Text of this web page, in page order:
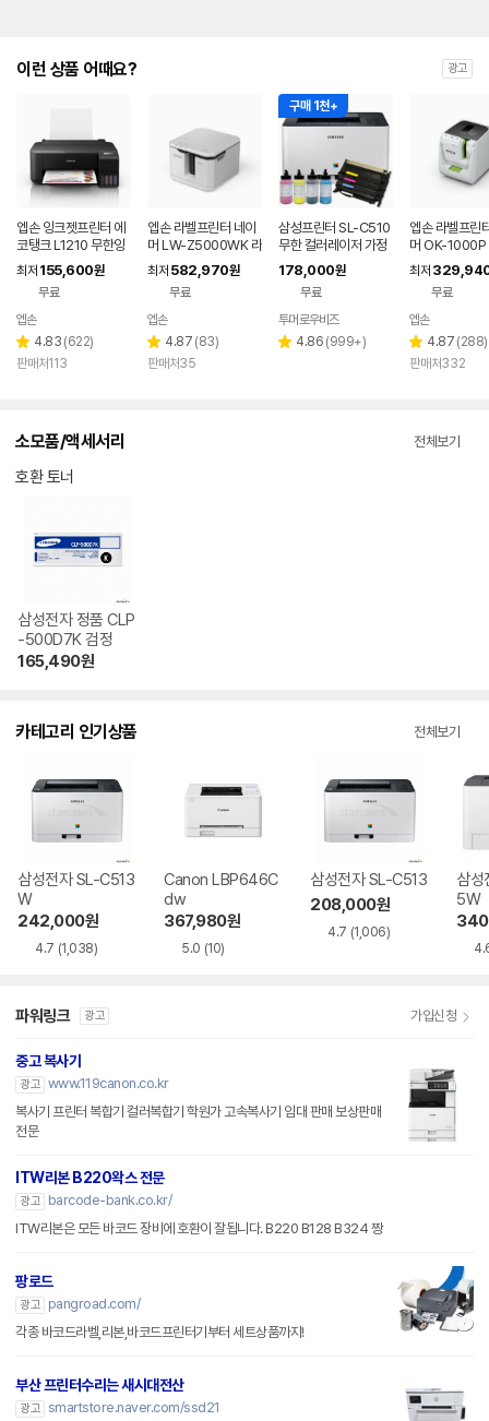
이런 상품 어때요? 광고
엡손 잉크젯프린터 에
코탱크 L1210 무한잉
크
최저 155,600원
무료
엡손
별
점
4.83 리
뷰
(622)
판매처113
엡손 라벨프린터 네이
머 LW-Z5000WK 라
벨
최저 582,970원
무료
엡손
별
점
4.87 리
뷰
(83)
판매처35
구매 1천+
삼성프린터 SL-C510
무한 컬러레이저 가정
용 사무용 소형 리필 프
린트 토너포함
178,000원
무료
투머로우비즈
별 4.86 리
(999+)
엡손 라벨프린
머 OK-1000P
이
최저
무료
엡손
별
점
4.87 리
뷰
(288)
판매처332
소모품/액세서리 전체보기
호환 토너
삼성전자 정품 CLP
-500D7K 검정
165,490원
카테고리 인기상품 전체보기
삼성전자 SL-C513
W
242,000원
4.7 (1,038)
Canon LBP646C
dw
367,980원
5.0 (10)
삼성전자 SL-C513
208,000원
4.7 (1,006)
삼성
5W
파워링크 광고 가입신청
중고 복사기
광고 www.119canon.co.kr
복사기 프린터 복합기 컬러복합기 학원가 고속복사기 임대 판매 보상판매
전문
ITW리본 B220왁스 전문
광고
barcode-bank.co.kr/
ITW리본은 모든 바코드 장비에 호환이 잘됩니다. B220 B128 B324 짱
팡로드
광고
pangroad.com/
각종 바코드라벨,리본,바코드프린터기부터 세트상품까지!
부산 프린터수리는 새시대전산
광고 smartstore.naver.com/ssd21